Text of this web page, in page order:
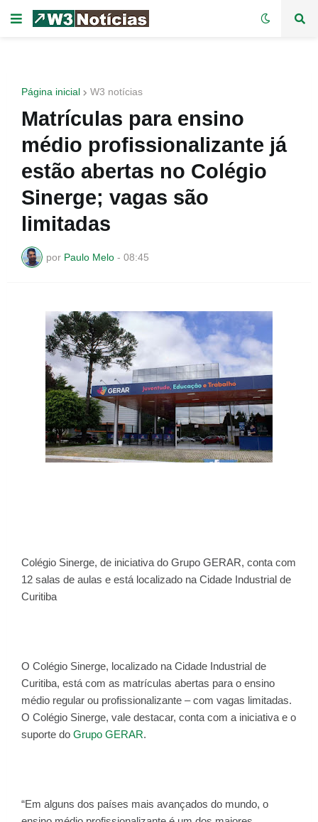
Página inicial W3 notícias
Matrículas para ensino
médio profissionalizante já
estão abertas no Colégio
Sinerge; vagas são
limitadas
por Paulo Melo - 08:45
Colégio Sinerge, de iniciativa do Grupo GERAR, conta com
12 salas de aulas e está localizado na Cidade Industrial de
Curitiba
O Colégio Sinerge, localizado na Cidade Industrial de
Curitiba, está com as matrículas abertas para o ensino
médio regular ou profissionalizante – com vagas limitadas.
O Colégio Sinerge, vale destacar, conta com a iniciativa e o
suporte do Grupo GERAR.
“Em alguns dos países mais avançados do mundo, o